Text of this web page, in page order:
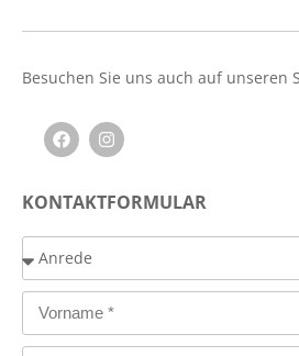
Besuchen Sie uns auch auf unseren
KONTAKTFORMULAR